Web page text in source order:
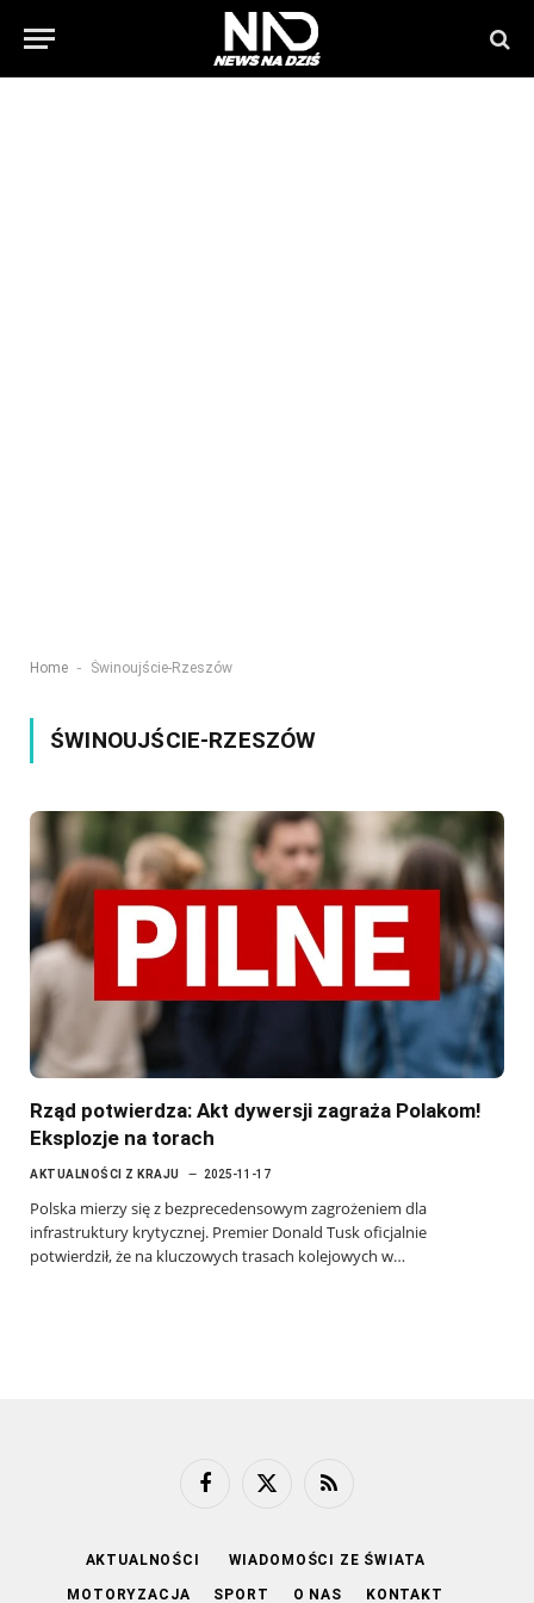
Home - Świnoujście-Rzeszów
ŚWINOUJŚCIE-RZESZÓW
Rząd potwierdza: Akt dywersji zagraża Polakom!
Eksplozje na torach
AKTUALNOŚCI Z KRAJU 2025-11-17
Polska mierzy się z bezprecedensowym zagrożeniem dla
infrastruktury krytycznej. Premier Donald Tusk oficjalnie
potwierdził, że na kluczowych trasach kolejowych w…
FacebookX
RSS
AKTUALNOŚCI WIADOMOŚCI ZE ŚWIATA
MOTORYZACJA SPORT O NAS KONTAKT